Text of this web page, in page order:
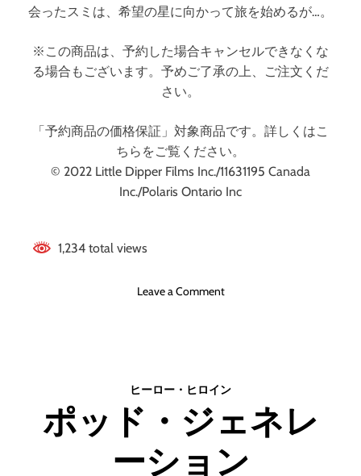
会ったスミは、希望の星に向かって旅を始めるが…。
※この商品は、予約した場合キャンセルできなくな
る場合もございます。予めご了承の上、ご注文くだ
さい。
「予約商品の価格保証」対象商品です。詳しくはこ
ちらをご覧ください。
© 2022 Little Dipper Films Inc./11631195 Canada
Inc./Polaris Ontario Inc
1,234 total views
Leave a Commento
死
闘
の
ア
イ
ヒーロー・ヒロイン
ポッド・ジェネレ
ーション